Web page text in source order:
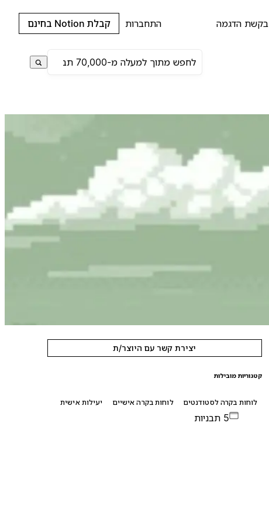
בקשת הדגמה התחברות קבלת Notion בחינם
יצירת קשר עם היוצר/ת
קטגוריות מובילות
לוחות בקרה לסטודנטים לוחות בקרה אישיים יעילות אישית
5 תבניות